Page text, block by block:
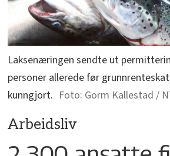
Laksenæringen sendte ut
personer allerede før
kunngjort.
Gorm Kallestad /
Arbeidsliv